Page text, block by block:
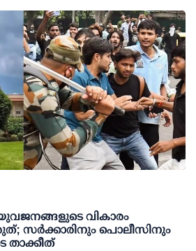
വികാരം
സര്‍ക്കാരിനും പൊലീസിനും
താക്കീത്